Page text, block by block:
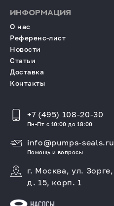
ИНФОРМАЦИЯ
О нас
Референс-лист
Новости
Статьи
Доставка
Контакты
+7 (495) 108-20-30
Пн-Пт с 10:00 до 18:00
info@pumps-seals.ru
Помощь и вопросы
г. Москва, ул. Зорге,
д. 15, корп. 1